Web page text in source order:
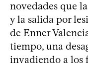
novedades que
y la salida por
de Enner
tiempo, una
invadiendo a los